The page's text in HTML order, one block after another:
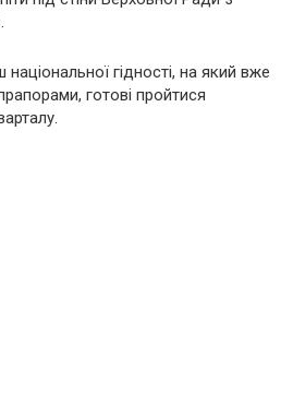
гідності, на який вже
готові пройтися